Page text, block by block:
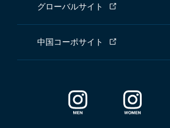
グローバルサイト
中国コーポサイト